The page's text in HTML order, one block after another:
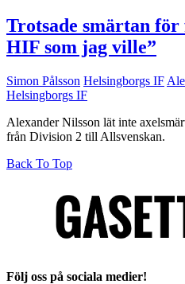
Trotsade smärtan
HIF som jag ville”
Simon Pålsson Helsingborgs IF
Helsingborgs IF
Alexander Nilsson lät inte
från Division 2 till Allsvenskan.
Back To Top
Följ oss på sociala medier!